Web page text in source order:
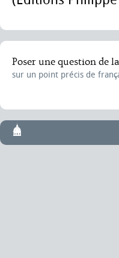
Poser une question de
sur un point précis de